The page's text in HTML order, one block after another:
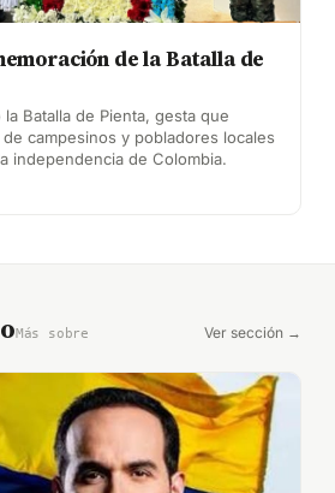
de la Batalla de
Batalla de Pienta, gesta que
campesinos y pobladores locales
independencia de Colombia.
Más sobre Ver sección →